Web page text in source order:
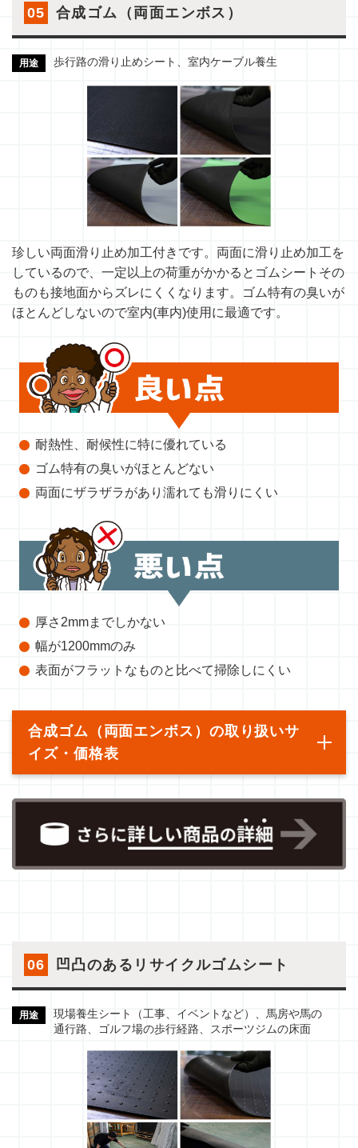
05 合成ゴム（両面エンボス）
用途 歩行路の滑り止めシート、室内ケーブル養生
珍しい両面滑り止め加工付きです。両面に滑り止め加工を
しているので、一定以上の荷重がかかるとゴムシートその
ものも接地面からズレにくくなります。ゴム特有の臭いが
ほとんどしないので室内(車内)使用に最適です。
耐熱性、耐候性に特に優れている
ゴム特有の臭いがほとんどない
両面にザラザラがあり濡れても滑りにくい
厚さ2mmまでしかない
幅が1200mmのみ
表面がフラットなものと比べて掃除しにくい
合成ゴム（両面エンボス）の取り扱いサ
イズ・価格表
06 凹凸のあるリサイクルゴムシート
用途
現場養生シート（工事、イベントなど）、馬房や馬の
通行路、ゴルフ場の歩行経路、スポーツジムの床面